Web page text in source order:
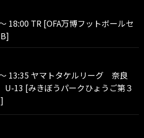
18:00 TR [OFA万博フットボールセ
13:35 ヤマトタケルリーグ 奈良
13 [みきぼうパークひょうご第３